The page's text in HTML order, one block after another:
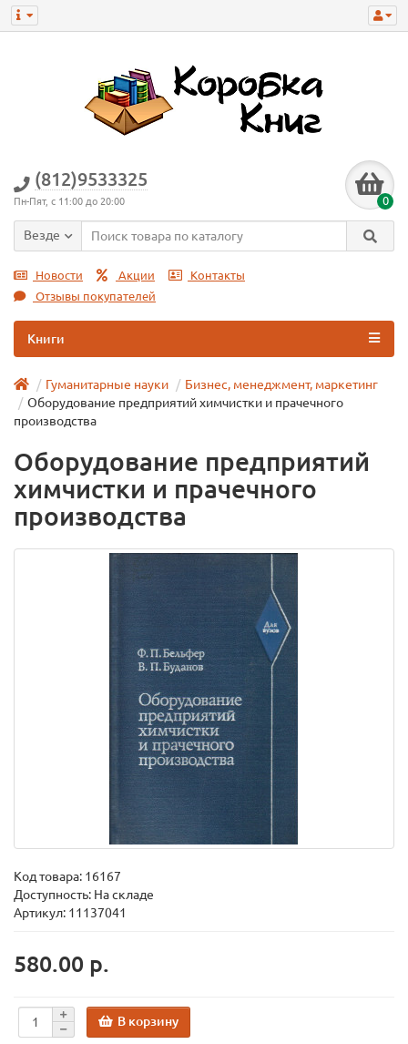
(812)9533325
Пн-Пят, с 11:00 до 20:00 0
Везде
Новости Акции
Контакты
Отзывы покупателей
Книги
Гуманитарные науки
Бизнес, менеджмент, маркетинг
Оборудование предприятий химчистки и прачечного
производства
Оборудование предприятий
химчистки и прачечного
производства
Код товара: 16167
Доступность: На складе
Артикул: 11137041
580.00 р.
В корзину